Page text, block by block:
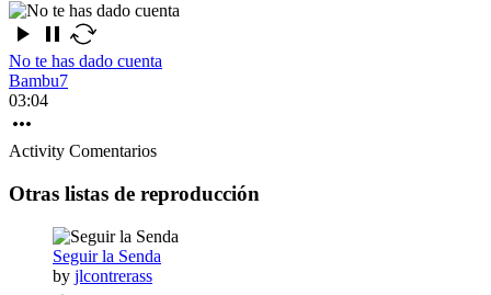
No te has dado cuenta
Bambu7
03:04
Activity Comentarios
Otras listas de reproducción
Seguir la Senda
by jlcontrerass